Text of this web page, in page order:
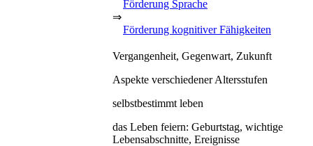
Förderung Sprache
⇒
Förderung kognitiver Fähigkeiten
Vergangenheit, Gegenwart, Zukunft
Aspekte verschiedener Altersstufen
selbstbestimmt leben
das Leben feiern: Geburtstag, wichtige
Lebensabschnitte, Ereignisse